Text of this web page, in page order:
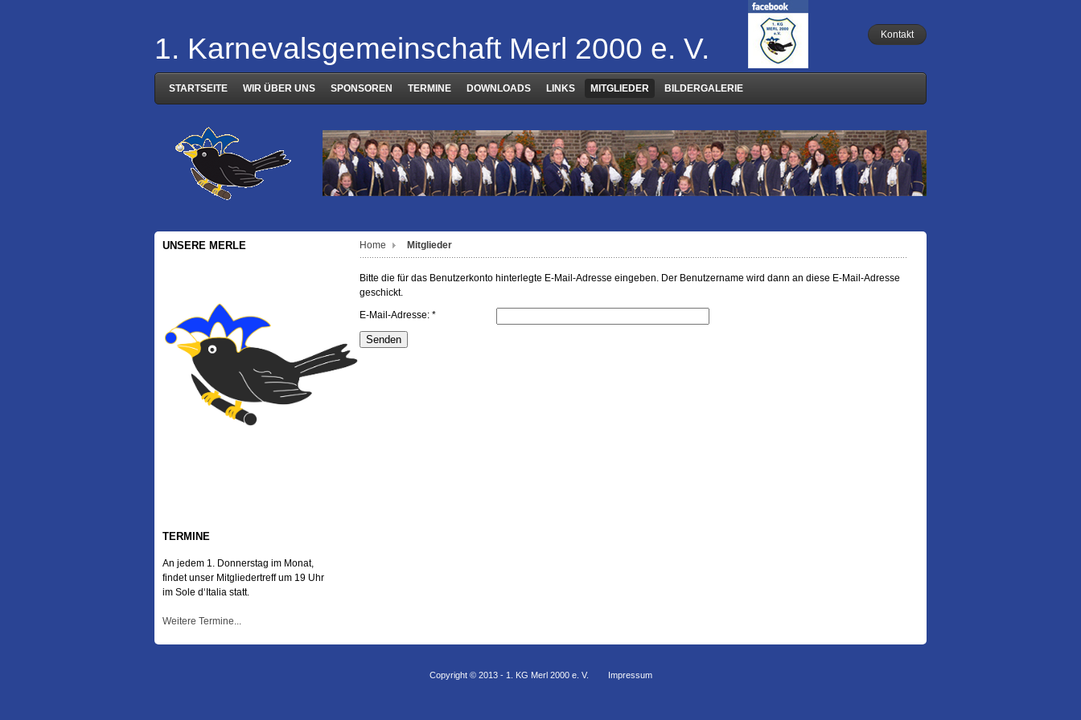
1. Karnevalsgemeinschaft Merl 2000 e. V. Kontakt
STARTSEITE WIR ÜBER UNS SPONSOREN TERMINE DOWNLOADS LINKS MITGLIEDER BILDERGALERIE
Home Mitglieder
Bitte die für das Benutzerkonto hinterlegte E-Mail-Adresse eingeben. Der Benutzername wird dann an diese E-Mail-Adresse
geschickt.
E-Mail-Adresse: *
Senden
UNSERE MERLE
TERMINE
An jedem 1. Donnerstag im Monat,
findet unser Mitgliedertreff um 19 Uhr
im Sole d‘Italia statt.
Weitere Termine...
Copyright © 2013 - 1. KG Merl 2000 e. V. Impressum